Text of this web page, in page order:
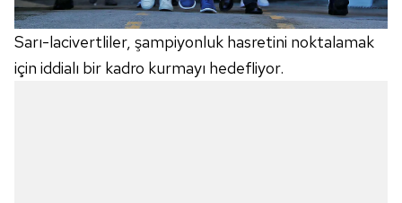
Sarı-lacivertliler, şampiyonluk hasretini noktalamak
için iddialı bir kadro kurmayı hedefliyor.